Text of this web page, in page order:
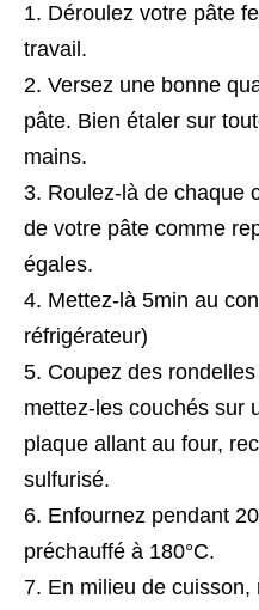
Déroulez votre pâte
travail.
Versez une bonne
pâte. Bien étaler sur
mains.
Roulez-là de chaque
de votre pâte comme
égales.
Mettez-là 5min au
réfrigérateur)
Coupez des
mettez-les couchés sur
plaque allant au four,
sulfurisé.
Enfournez pendant
préchauffé à 180°C.
En milieu de